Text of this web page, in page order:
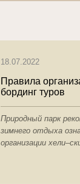
18.07.2022
Правила
бординг туров
Природный парк
зимнего отдыха
организации